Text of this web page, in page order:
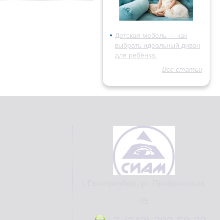
Детская мебель — как
выбрать идеальный диван
для ребёнка.
Все статьи